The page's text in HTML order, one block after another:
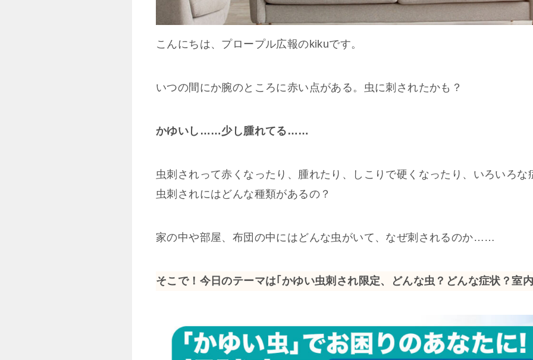
こんにちは、プロープル広報のkikuです。
いつの間にか腕のところに赤い点がある。虫に刺されたかも？
かゆいし……少し腫れてる……
虫刺されって赤くなったり、腫れたり、しこりで硬くなったり、いろいろな
虫刺されにはどんな種類があるの？
家の中や部屋、布団の中にはどんな虫がいて、なぜ刺されるのか……
そこで！今日のテーマは｢かゆい虫刺され限定、どんな虫？どんな症状？室